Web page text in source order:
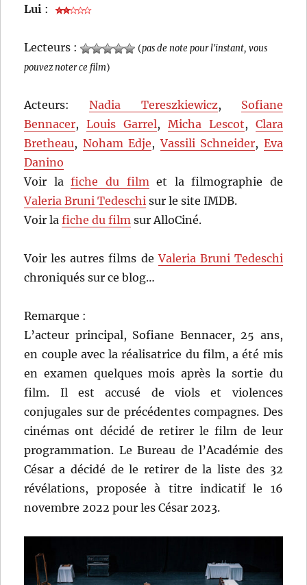
Lui :
Lecteurs : (pas de note pour l'instant, vous
pouvez noter ce film)
Acteurs:Nadia Tereszkiewicz, Sofiane
Bennacer,Louis Garrel, Micha Lescot, Clara
Bretheau, Noham Edje,Vassili Schneider, Eva
Danino
Voir lafiche du filmet la filmographie de
Valeria Bruni Tedeschi sur le site IMDB.
Voir lafiche du film sur AlloCiné.
Voir les autres films deValeria Bruni Tedeschi
chroniqués sur ce blog…
Remarque :
L’acteur principal, Sofiane Bennacer, 25 ans,
en couple avec la réalisatrice du film, a été mis
en examen quelques mois après la sortie du
film. Il est accusé de viols et violences
conjugales sur de précédentes compagnes. Des
cinémas ont décidé de retirer le film de leur
programmation. Le Bureau de l’Académie des
César a décidé de le retirer de la liste des 32
révélations, proposée à titre indicatif le 16
novembre 2022 pour les César 2023.